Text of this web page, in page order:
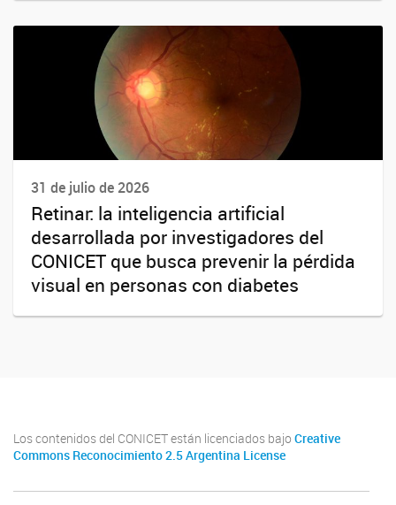
31 de julio de 2026
Retinar: la inteligencia artificial
desarrollada por investigadores del
CONICET que busca prevenir la pérdida
visual en personas con diabetes
Los contenidos del CONICET están licenciados bajo Creative
Commons Reconocimiento 2.5 Argentina License